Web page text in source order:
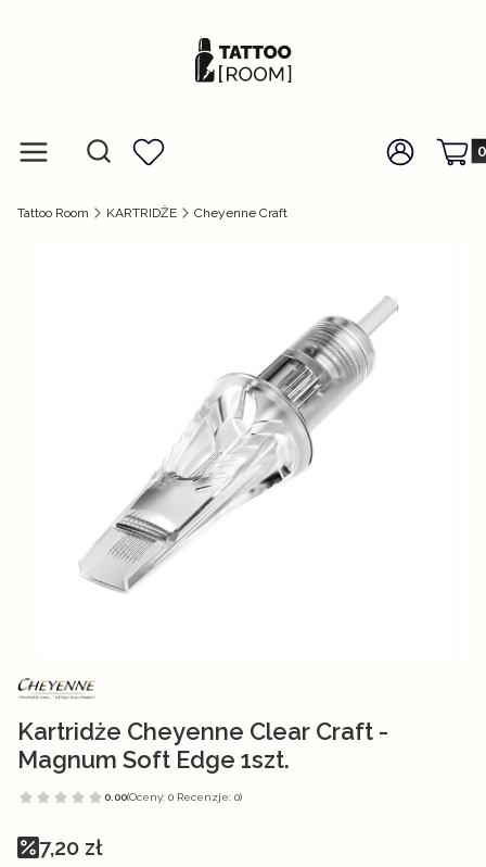
Menu Otwórz wyszukiwarkę
Szukaj Ulubione Zaloguj się
Tattoo Room KARTRIDŻE Cheyenne Craft
Kartridże Cheyenne Clear Craft -
Magnum Soft Edge 1szt.
0.00(Oceny: 0 Recenzje: 0)
7,20 zł